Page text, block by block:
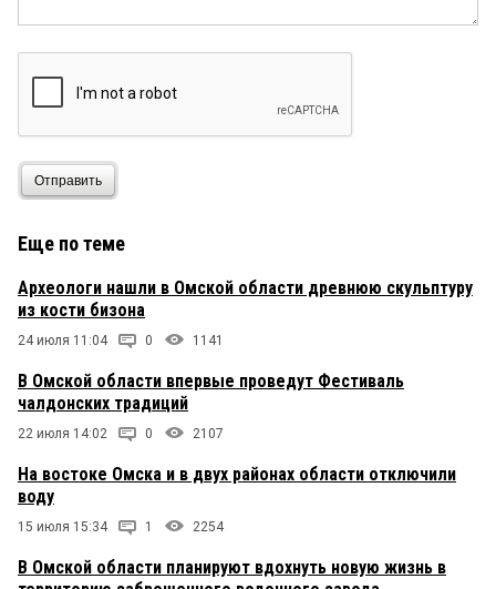
Отправить
Еще по теме
Археологи нашли в Омской области древнюю скульптуру
из кости бизона
24 июля 11:04 0 1141
В Омской области впервые проведут Фестиваль
чалдонских традиций
22 июля 14:02 0 2107
На востоке Омска и в двух районах области отключили
воду
15 июля 15:34 1 2254
В Омской области планируют вдохнуть новую жизнь в